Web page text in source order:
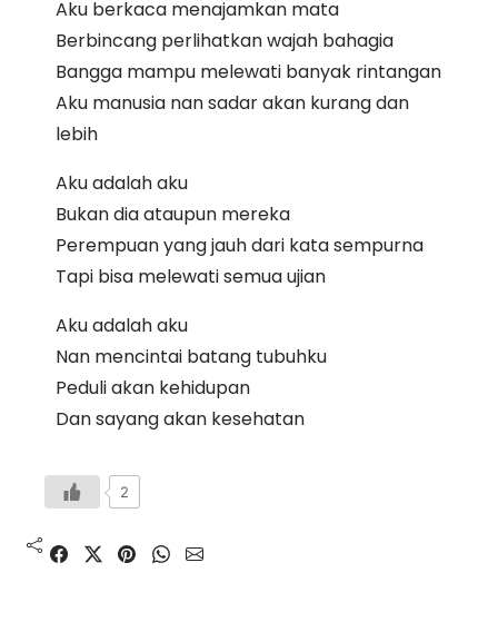
Aku berkaca menajamkan mata
Berbincang perlihatkan wajah bahagia
Bangga mampu melewati banyak rintangan
Aku manusia nan sadar akan kurang dan
lebih
Aku adalah aku
Bukan dia ataupun mereka
Perempuan yang jauh dari kata sempurna
Tapi bisa melewati semua ujian
Aku adalah aku
Nan mencintai batang tubuhku
Peduli akan kehidupan
Dan sayang akan kesehatan
2